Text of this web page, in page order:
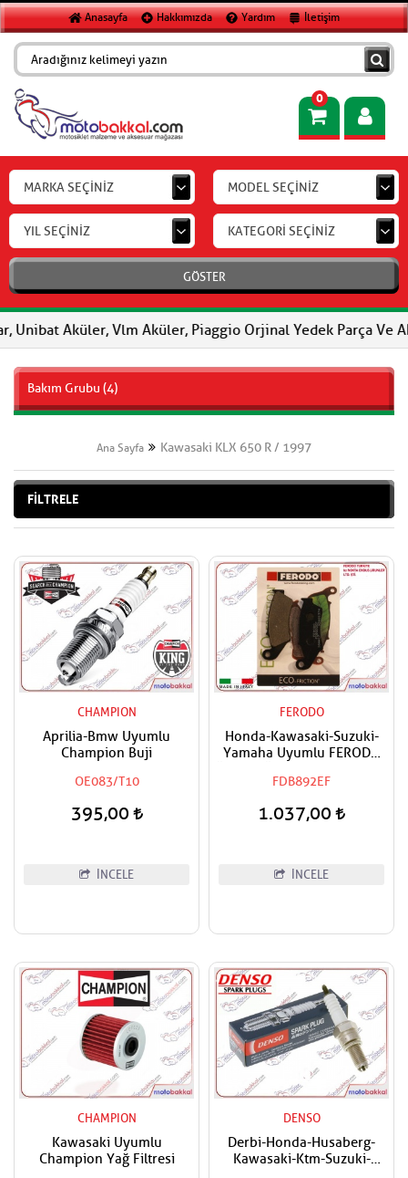
Anasayfa Hakkımızda Yardım İletişim
0
MARKA SEÇİNİZ MODEL SEÇİNİZ
YIL SEÇİNİZ KATEGORİ SEÇİNİZ
GÖSTER
Aküler, Vlm Aküler, Piaggio Orjinal Yedek Parça Ve
Bakım Grubu (4)
Ana Sayfa Kawasaki KLX 650 R / 1997
FİLTRELE
CHAMPION
Aprilia-Bmw Uyumlu
Champion Buji
OE083/T10
395,00
İNCELE
FERODO
Honda-Kawasaki-Suzuki-
Yamaha Uyumlu FERODO
Eco
FDB892EF
1.037,00
İNCELE
CHAMPION
Kawasaki Uyumlu
Champion Yağ Filtresi
DENSO
Derbi-Honda-Husaberg-
Kawasaki-Ktm-Suzuki-